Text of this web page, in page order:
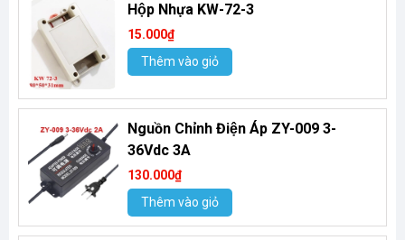
Hộp Nhựa KW-72-3
15.000₫
Thêm vào giỏ
Nguồn Chỉnh Điện Áp ZY-009 3-
36Vdc 3A
130.000₫
Thêm vào giỏ